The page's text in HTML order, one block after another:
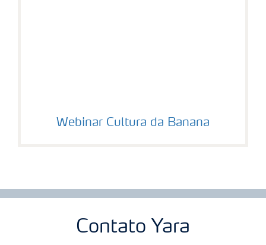
Webinar Cultura da Banana
Contato Yara